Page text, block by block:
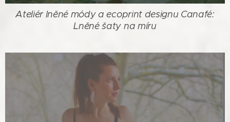
Ateliér lněné módy a ecoprint designu Canafé:
Lněné šaty na míru